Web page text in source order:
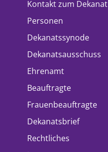
Kontakt zum Dekanat
Personen
Dekanatssynode
Dekanatsausschuss
Ehrenamt
Beauftragte
Frauenbeauftragte
Dekanatsbrief
Rechtliches